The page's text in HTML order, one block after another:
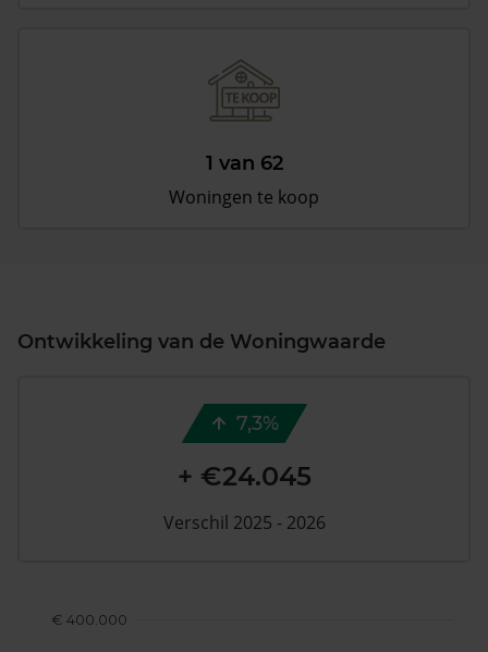
1 van 62
Woningen te koop
Ontwikkeling van de Woningwaarde
€ 400.000
7,3%
+ €24.045
Verschil 2025 - 2026